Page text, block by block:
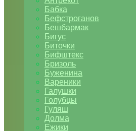
Бабка
Бефстроганов
Бешбармак
Бигус
Биточки
Бифштекс
Бризоль
Буженина
Вареники
Галушки
Голубцы
Гуляш
Долма
Ежики